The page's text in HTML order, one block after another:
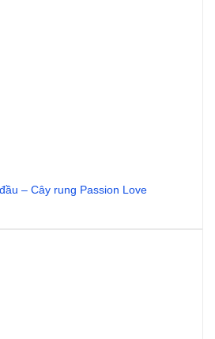
– Cây rung Passion Love